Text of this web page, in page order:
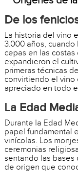
De los
La historia del vino
3.000 años,
cepas en las
expandieron el
primeras técnicas
convirtiendo el vino
apreciado en todo
La Edad
Durante la Edad
papel fundamental
vinícolas. Los
ceremonias
sentando las bases
de origen que